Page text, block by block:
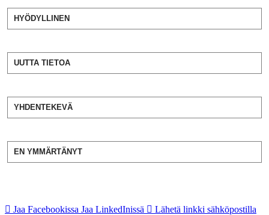
HYÖDYLLINEN
UUTTA TIETOA
YHDENTEKEVÄ
EN YMMÄRTÄNYT
Jaa Facebookissa Jaa LinkedInissä Lähetä linkki sähköpostilla